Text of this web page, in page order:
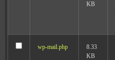
KB
wp-mail.php
8.33
KB